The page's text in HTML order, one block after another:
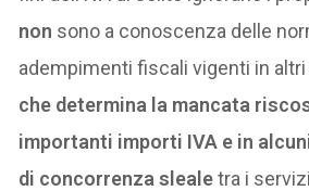
non sono a conoscenza delle
adempimenti fiscali vigenti in
che determina la mancata
importanti importi IVA e in
di concorrenza slealetra i